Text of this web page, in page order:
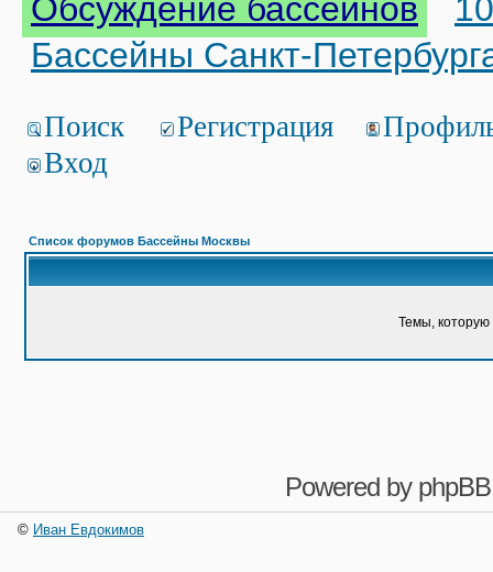
Обсуждение бассейнов
Бассейны Санкт-
Поиск Регистрация
Вход
Список форумов Бассейны Москвы
Темы, которую
Powered by phpBB
© Иван Евдокимов